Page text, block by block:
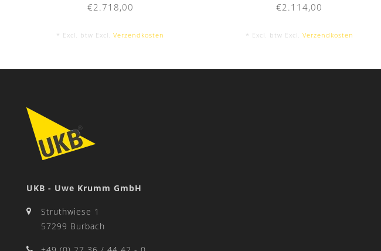
€2.718,00
* Excl. btw Excl.Verzendkosten
€2.114,00
* Excl. btw Excl. Verzendkosten
UKB - Uwe Krumm GmbH
Struthwiese 1
57299 Burbach